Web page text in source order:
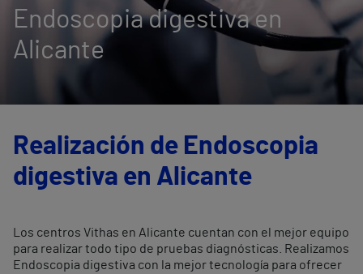
Endoscopia digestiva en
Alicante
Realización de Endoscopia
digestiva en Alicante
Los centros Vithas en Alicante cuentan con el mejor equipo
para realizar todo tipo de pruebas diagnósticas. Realizamos
Endoscopia digestiva con la mejor tecnología para ofrecer